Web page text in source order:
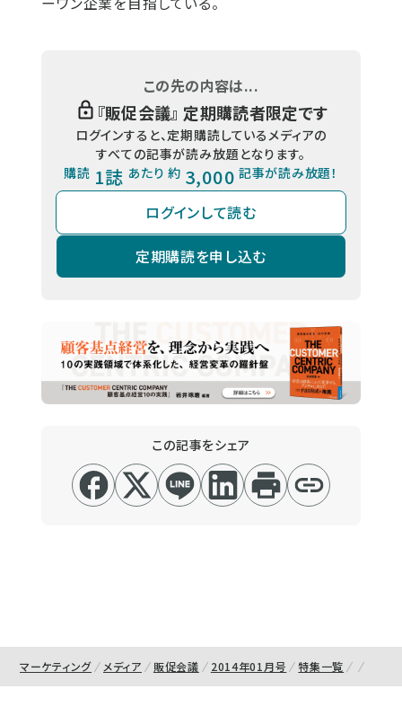
この先の内容は...
『販促会議』 定期購読者限定です
ログインすると、定期購読しているメディアの
すべての記事が読み放題となります。
購読 1誌 あたり 約 3,000 記事が読み放題！
ログインして読む
定期購読を申し込む
この記事をシェア
マーケティング メディア 販促会議 2014年01月号 特集一覧